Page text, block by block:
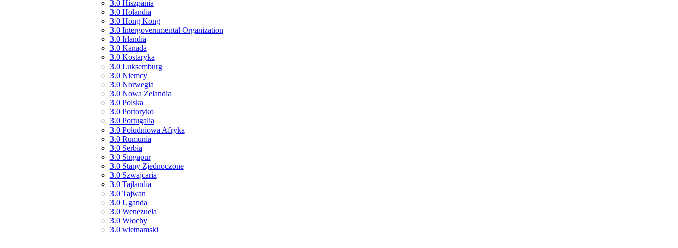
3.0 Hiszpania
3.0 Holandia
3.0 Hong Kong
3.0 Intergovernmental Organization
3.0 Irlandia
3.0 Kanada
3.0 Kostaryka
3.0 Luksemburg
3.0 Niemcy
3.0 Norwegia
3.0 Nowa Zelandia
3.0 Polska
3.0 Portoryko
3.0 Portugalia
3.0 Południowa Afryka
3.0 Rumunia
3.0 Serbia
3.0 Singapur
3.0 Stany Zjednoczone
3.0 Szwajcaria
3.0 Tajlandia
3.0 Tajwan
3.0 Uganda
3.0 Wenezuela
3.0 Włochy
3.0 wietnamski